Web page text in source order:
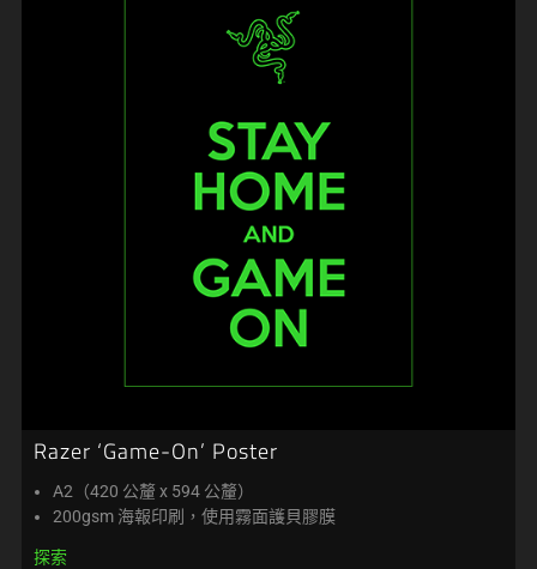
Razer ‘Game-On’ Poster
A2（420 公釐 x 594 公釐）
200gsm 海報印刷，使用霧面護貝膠膜
探索